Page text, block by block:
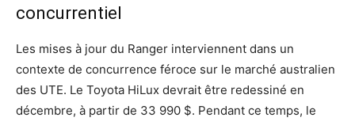
concurrentiel
Les mises à jour du Ranger interviennent dans un
contexte de concurrence féroce sur le marché australien
des UTE. Le Toyota HiLux devrait être redessiné en
décembre, à partir de 33 990 $. Pendant ce temps, le